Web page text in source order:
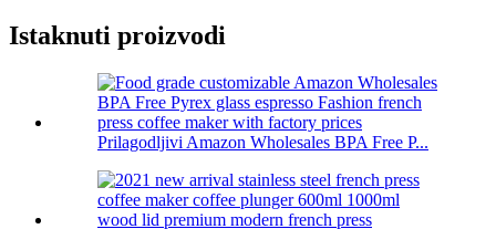
Istaknuti proizvodi
Prilagodljivi Amazon Wholesales BPA Free P...